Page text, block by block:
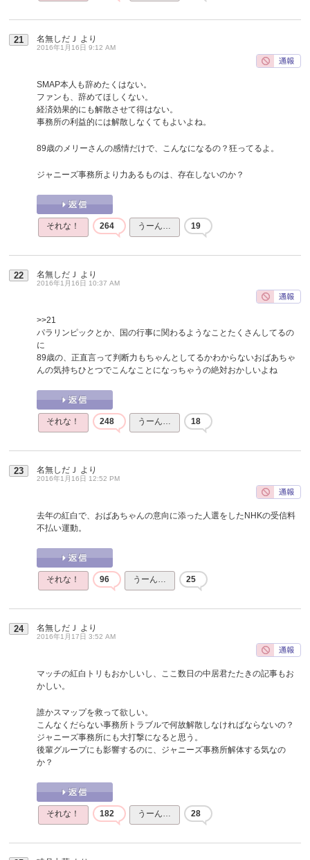
21 名無しだＪ より
2016年1月16日 9:12 AM
SMAP本人も辞めたくはない。
ファンも、辞めてほしくない。
経済効果的にも解散させて得はない。
事務所の利益的には解散しなくてもよいよね。
89歳のメリーさんの感情だけで、こんなになるの？狂ってるよ。
ジャニーズ事務所より力あるものは、存在しないのか？
それな！ 264 うーん… 19
22 名無しだＪ より
2016年1月16日 10:37 AM
>>21
パラリンピックとか、国の行事に関わるようなことたくさんしてるの
に
89歳の、正直言って判断力もちゃんとしてるかわからないおばあちゃ
んの気持ちひとつでこんなことになっちゃうの絶対おかしいよね
それな！ 248 うーん… 18
23 名無しだＪ より
2016年1月16日 12:52 PM
去年の紅白で、おばあちゃんの意向に添った人選をしたNHKの受信料
不払い運動。
それな！ 96 うーん… 25
24 名無しだＪ より
2016年1月17日 3:52 AM
マッチの紅白トリもおかしいし、ここ数日の中居君たたきの記事もお
かしい。
誰かスマップを救って欲しい。
こんなくだらない事務所トラブルで何故解散しなければならないの？
ジャニーズ事務所にも大打撃になると思う。
後輩グループにも影響するのに、ジャニーズ事務所解体する気なの
か？
それな！ 182 うーん… 28